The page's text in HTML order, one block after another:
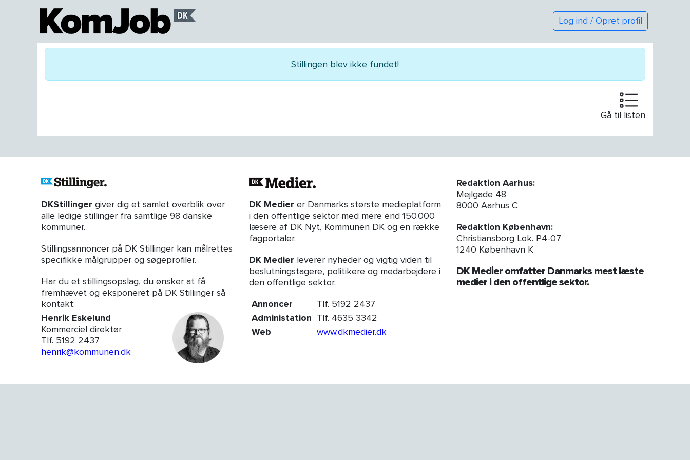
Log ind / Opret profil
Stillingen blev ikke fundet!
Gå til listen
DKStillinger giver dig et samlet overblik over
alle ledige stillinger fra samtlige 98 danske
kommuner.
Stillingsannoncer på DK Stillinger kan målrettes
specifikke målgrupper og søgeprofiler.
Har du et stillingsopslag, du ønsker at få
fremhævet og eksponeret på DK Stillinger så
kontakt:
Henrik Eskelund
Kommerciel direktør
Tlf. 5192 2437
henrik@kommunen.dk
DK Medier er Danmarks største medieplatform
i den offentlige sektor med mere end 150.000
læsere af DK Nyt, Kommunen DK og en række
fagportaler.
DK Medier leverer nyheder og vigtig viden til
beslutningstagere, politikere og medarbejdere i
den offentlige sektor.
Annoncer
Tlf. 5192 2437
Administation Tlf. 4635 3342
Web
www.dkmedier.dk
Redaktion Aarhus:
Mejlgade 48
8000 Aarhus C
Redaktion København:
Christiansborg Lok. P4-07
1240 København K
DK Medier omfatter Danmarks mest læste
medier i den offentlige sektor.